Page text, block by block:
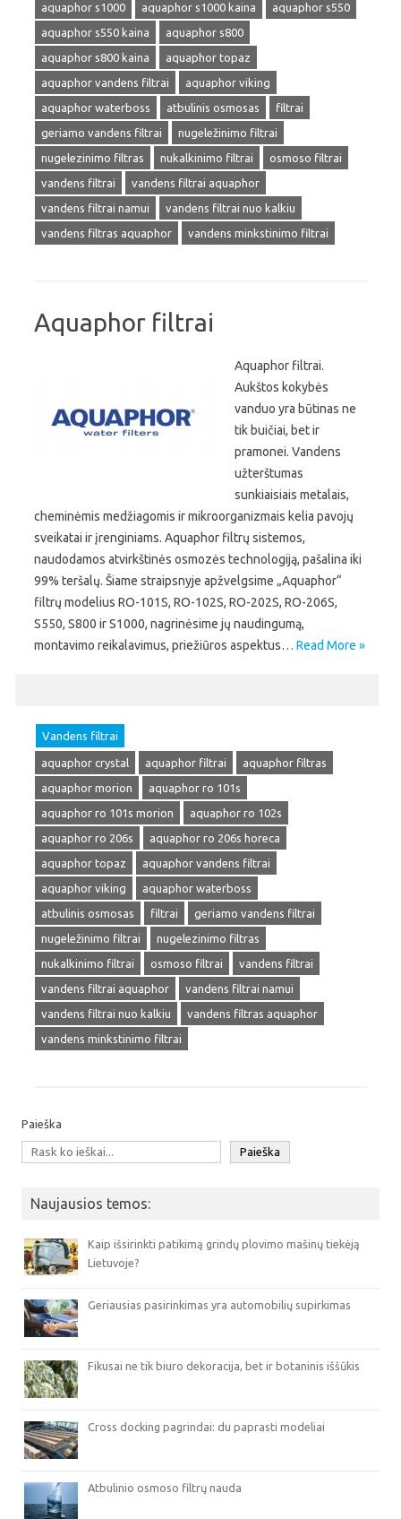
aquaphor s1000
aquaphor s1000 kaina
aquaphor s550
aquaphor s550 kaina
aquaphor s800
aquaphor s800 kaina
aquaphor topaz
aquaphor vandens filtrai
aquaphor viking
aquaphor waterboss
atbulinis osmosas
filtrai
geriamo vandens filtrai
nugeležinimo filtrai
nugelezinimo filtras
nukalkinimo filtrai
osmoso filtrai
vandens filtrai
vandens filtrai aquaphor
vandens filtrai namui
vandens filtrai nuo kalkiu
vandens filtras aquaphor
vandens minkstinimo filtrai
Aquaphor filtrai
Aquaphor filtrai.
Aukštos kokybės
vanduo yra būtinas ne
tik buičiai, bet ir
pramonei. Vandens
užterštumas
sunkiaisiais metalais,
cheminėmis medžiagomis ir mikroorganizmais kelia pavojų
sveikatai ir įrenginiams. Aquaphor filtrų sistemos,
naudodamos atvirkštinės osmozės technologiją, pašalina iki
99% teršalų. Šiame straipsnyje apžvelgsime „Aquaphor“
filtrų modelius RO-101S, RO-102S, RO-202S, RO-206S,
S550, S800 ir S1000, nagrinėsime jų naudingumą,
montavimo reikalavimus, priežiūros aspektus… Read More »
Vandens filtrai
aquaphor crystal aquaphor filtrai
aquaphor filtras
aquaphor morion
aquaphor ro 101s
aquaphor ro 101s morion
aquaphor ro 102s
aquaphor ro 206s
aquaphor ro 206s horeca
aquaphor topaz
aquaphor vandens filtrai
aquaphor viking
aquaphor waterboss
atbulinis osmosas
filtrai
geriamo vandens filtrai
nugeležinimo filtrai
nugelezinimo filtras
nukalkinimo filtrai
osmoso filtrai
vandens filtrai
vandens filtrai aquaphor
vandens filtrai namui
vandens filtrai nuo kalkiu
vandens filtras aquaphor
vandens minkstinimo filtrai
Paieška
Paieška
Naujausios temos:
Kaip išsirinkti patikimą grindų plovimo mašinų tiekėją
Lietuvoje?
Geriausias pasirinkimas yra automobilių supirkimas
Fikusai ne tik biuro dekoracija, bet ir botaninis iššūkis
Cross docking pagrindai: du paprasti modeliai
Atbulinio osmoso filtrų nauda